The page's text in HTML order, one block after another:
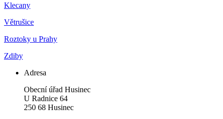
Klecany
Větrušice
Roztoky u Prahy
Zdiby
Adresa
Obecní úřad Husinec
U Radnice 64
250 68 Husinec